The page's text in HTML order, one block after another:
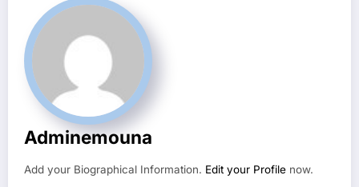
Adminemouna
Add your Biographical Information. Edit your Profile now.